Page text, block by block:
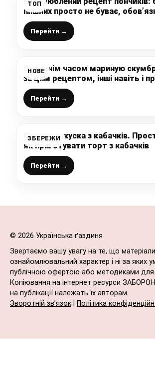
ТОП
пишних просто не буває,
спробуйте
Перейти →
НОВЕ
Останнім часом мариную
за цим рецептом, інші навіть і
хочеться: дуже вдалий рецепт,
смачна і ароматна
Перейти →
ЗБЕРЕЖИ
Смачна закуска з кабачків.
як приготувати торт з кабачків
Перейти →
© 2026 Українська ґаздиня
Звертаємо вашу увагу на те, що
ознайомлювальний характер і ні за яких
публічною офертою або методиками для
Копіювання на інтернет ресурси
на публікації належать їх авторам.
Зворотній зв’язок
Політика